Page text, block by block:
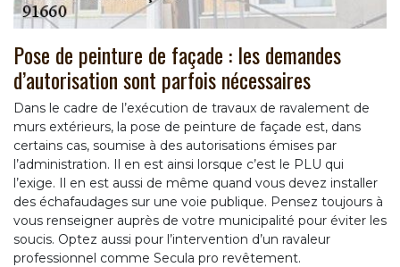
Pose de peinture de façade : les demandes
d’autorisation sont parfois nécessaires
Dans le cadre de l’exécution de travaux de ravalement de
murs extérieurs, la pose de peinture de façade est, dans
certains cas, soumise à des autorisations émises par
l’administration. Il en est ainsi lorsque c’est le PLU qui
l’exige. Il en est aussi de même quand vous devez installer
des échafaudages sur une voie publique. Pensez toujours à
vous renseigner auprès de votre municipalité pour éviter les
soucis. Optez aussi pour l’intervention d’un ravaleur
professionnel comme Secula pro revêtement.